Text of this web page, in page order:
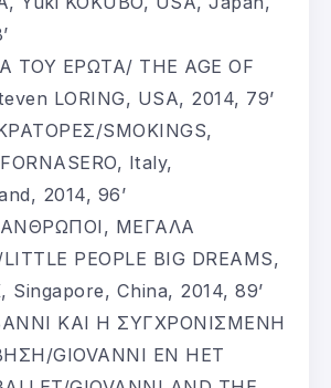
ΤΟΥ ΕΡΩΤΑ/ THE AGE OF
LORING, USA, 2014, 79’
SMOKINGS,
Italy,
2014, 96’
ΑΝΘΡΩΠΟΙ, ΜΕΓΑΛΑ
PEOPLE BIG DREAMS,
Singapore, China, 2014, 89’
ΚΑΙ Η ΣΥΓΧΡΟΝΙΣΜΕΝΗ
GIOVANNI EN HET